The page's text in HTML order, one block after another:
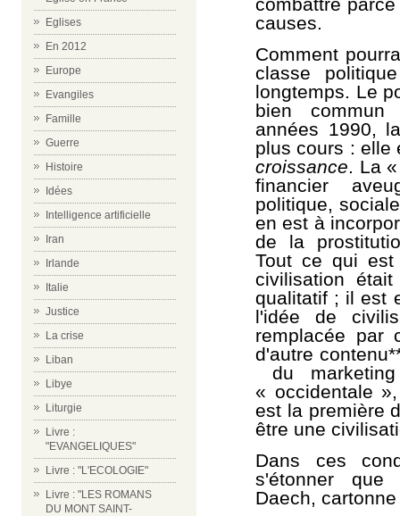
Eglises
En 2012
Europe
Evangiles
Famille
Guerre
Histoire
Idées
Intelligence artificielle
Iran
Irlande
Italie
Justice
La crise
Liban
Libye
Liturgie
Livre :
"EVANGELIQUES"
Livre : "L'ECOLOGIE"
Livre : "LES ROMANS
DU MONT SAINT-
causes.
Comment
classe
longtemps. Le
bien
années 1990,
plus cours : elle
croissance. La
financier
politique,
en est à
de la
Tout ce qui
civilisation
qualitatif ; il est
l'idée de
remplacée
d'autre
du
« occidentale
est la première
être une
Dans ces
s'étonner que
Daech,